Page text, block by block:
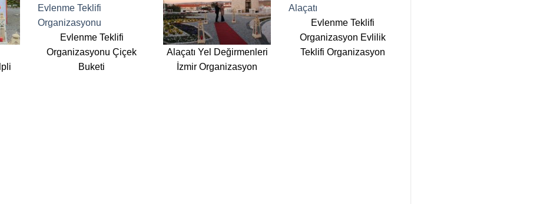
Evlenme Teklifi
Organizasyonu Çiçek
Buketi
Alaçatı Yel Değirmenleri
İzmir Organizasyon
Evlenme Teklifi
Organizasyon Evlilik
Teklifi Organizasyon